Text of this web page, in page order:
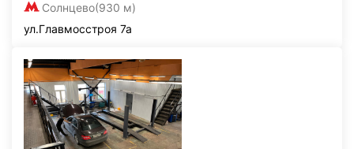
Солнцево(930 м)
ул.Главмосстроя 7а